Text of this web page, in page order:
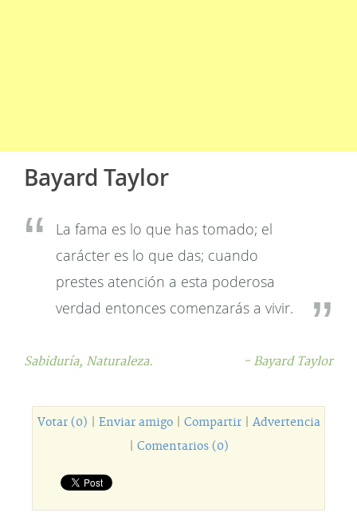
Bayard Taylor
La fama es lo que has tomado; el
carácter es lo que das; cuando
prestes atención a esta poderosa
verdad entonces comenzarás a vivir.
Sabiduría, Naturaleza. - Bayard Taylor
Votar (0) Enviar amigo| Compartir| Advertencia
Comentarios (0)